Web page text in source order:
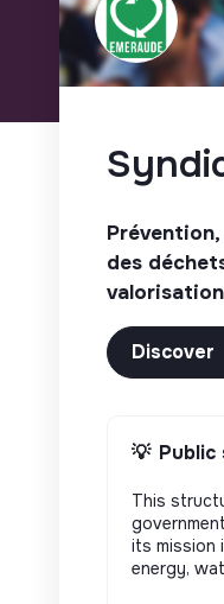
des
Discover
💡
This
its mission
energy,